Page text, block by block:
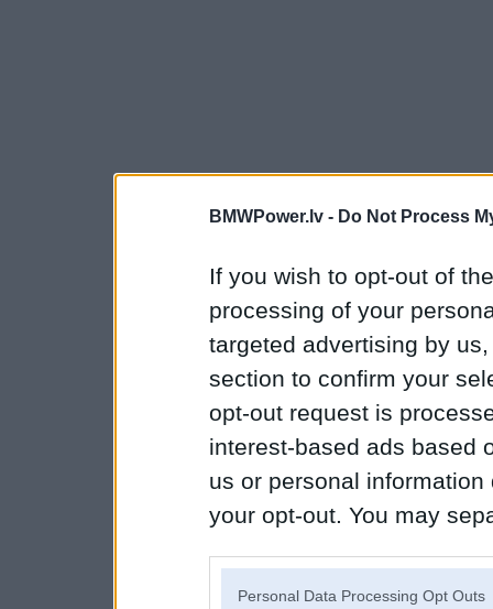
BMWPower.lv - Do Not Process
If you wish to opt-out of
processing of your
targeted advertising by
section to confirm your
opt-out request is
interest-based ads based
us or personal
your opt-out. You may
Personal Data Processing Opt Outs